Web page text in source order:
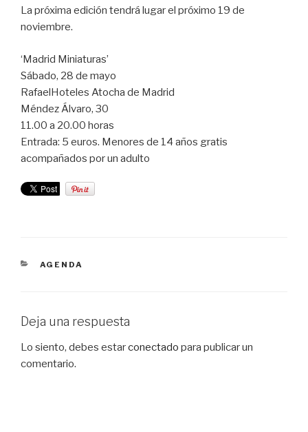
La próxima edición tendrá lugar el próximo 19 de
noviembre.
‘Madrid Miniaturas’
Sábado, 28 de mayo
RafaelHoteles Atocha de Madrid
Méndez Álvaro, 30
11.00 a 20.00 horas
Entrada: 5 euros. Menores de 14 años gratis
acompañados por un adulto
CATEGORÍAS
AGENDA
Deja una respuesta
Lo siento, debes estarconectado para publicar un
comentario.